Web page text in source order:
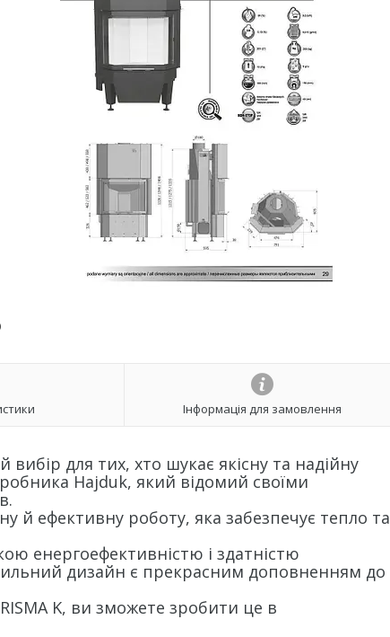
Інформація для замовлення
вибір для тих, хто шукає якісну та надійну
Hajduk, який відомий своїми
й ефективну роботу, яка забезпечує тепло та
енергоефективністю і здатністю
дизайн є прекрасним доповненням до
K, ви зможете зробити це в